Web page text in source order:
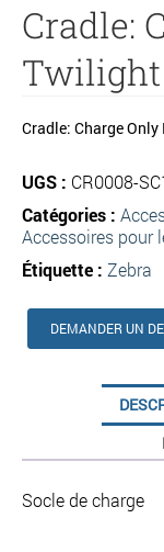
Cradle:
Cradle: Charge
UGS : CR0008-
Catégories :
Accessoires pour
Étiquette : Zebra
DEMANDER UN
Socle de charge